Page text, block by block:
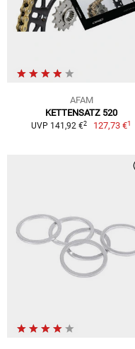
AFAM
KETTENSATZ 520
UVP 141,92 €2 127,73 €1